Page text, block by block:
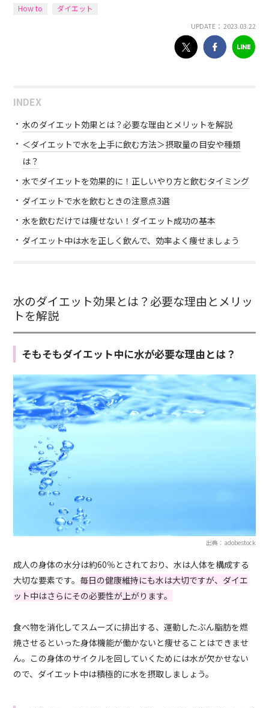
How to
ダイエット
UPDATE： 2023.03.22
INDEX
水のダイエット効果とは？必要な理由とメリットを解説
＜ダイエットで水を上手に飲む方法＞摂取量の目安や種類
は？
水でダイエットを効果的に！正しいやり方と飲むタイミング
ダイエットで水を飲むときの注意点3選
水を飲むだけでは痩せない！ダイエット成功の基本
ダイエット中は水を正しく飲んで、効率よく痩せましょう
水のダイエット効果とは？必要な理由とメリッ
トを解説
そもそもダイエット中に水が必要な理由とは？
出典：adobestock
成人の身体の水分は約60％とされており、水は人体を構成する
大切な要素です。 毎日の健康維持にも水は大切ですが、ダイエ
ット中はさらにその必要性が上がります。
食べ物を消化してスムーズに排出する、運動したぶん脂肪を燃
焼させるといった身体機能が働かないと痩せることはできませ
ん。この身体のサイクルを回していくためには水が欠かせない
ので、ダイエット中は積極的に水を摂取しましょう。